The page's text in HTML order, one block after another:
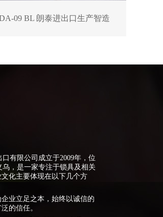
09 BL 朗泰进出口生产智造
口有限公司成立于2009年，位
，是一家专注于锁具及相关
化主要体现在以下几个方
业立足之本，始终以诚信的
的信任。